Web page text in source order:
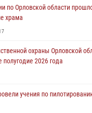
действий
по Орловской области
храма
охраны Орловской
полугодие 2026 года
учения по